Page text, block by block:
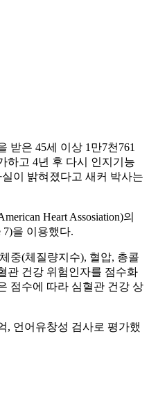
받은 45세 이상 1만7천761
하고 4년 후 다시 인지기능
이 밝혀졌다고 새커 박사는
Heart Assosiation)의
7)을 이용했다.
중(체질량지수), 혈압, 총콜
관 건강 위험인자를 점수화
점수에 따라 심혈관 건강 상
언어유창성 검사로 평가했